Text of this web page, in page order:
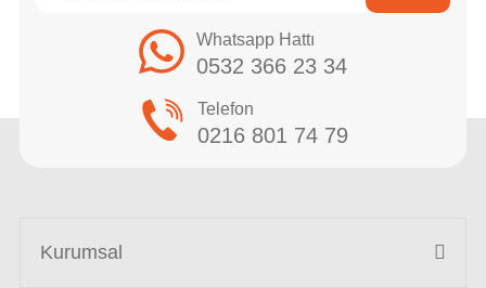
Whatsapp Hattı
0532 366 23 34
Telefon
0216 801 74 79
Kurumsal